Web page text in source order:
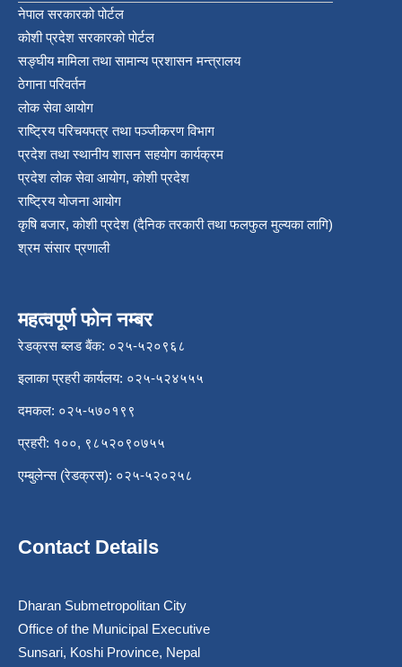
नेपाल सरकारको पोर्टल
कोशी प्रदेश सरकारको पोर्टल
सङ्‍घीय मामिला तथा सामान्य प्रशासन मन्त्रालय
ठेगाना परिवर्तन
लोक सेवा आयोग
राष्ट्रिय परिचयपत्र तथा पञ्‍जीकरण विभाग
प्रदेश तथा स्थानीय शासन सहयोग कार्यक्रम
प्रदेश लोक सेवा आयोग, कोशी प्रदेश
राष्ट्रिय योजना आयोग
कृषि बजार, कोशी प्रदेश (दैनिक तरकारी तथा फलफुल मुल्यका लागि)
श्रम संसार प्रणाली
महत्वपूर्ण फोन नम्बर
रेडक्रस ब्लड बैंक: ०२५-५२०९६८
इलाका प्रहरी कार्यलय: ०२५-५२४५५५
दमकल: ०२५-५७०१९९
प्रहरी: १००, ९८५२०९०७५५
एम्बुलेन्स (रेडक्रस): ०२५-५२०२५८
Contact Details
Dharan Submetropolitan City
Office of the Municipal Executive
Sunsari, Koshi Province, Nepal